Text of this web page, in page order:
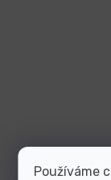
Používáme